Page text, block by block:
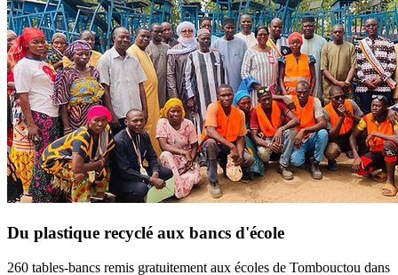
Du plastique recyclé aux bancs d'école
260 tables-bancs remis gratuitement aux écoles de Tombouctou dans